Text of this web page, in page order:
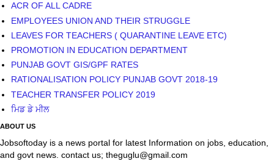
ACR OF ALL CADRE
EMPLOYEES UNION AND THEIR STRUGGLE
LEAVES FOR TEACHERS ( QUARANTINE LEAVE ETC)
PROMOTION IN EDUCATION DEPARTMENT
PUNJAB GOVT GIS/GPF RATES
RATIONALISATION POLICY PUNJAB GOVT 2018-19
TEACHER TRANSFER POLICY 2019
ਮਿਡ ਡੇ ਮੀਲ
ABOUT US
Jobsoftoday is a news portal for latest Information on jobs, education,
and govt news. contact us; theguglu@gmail.com